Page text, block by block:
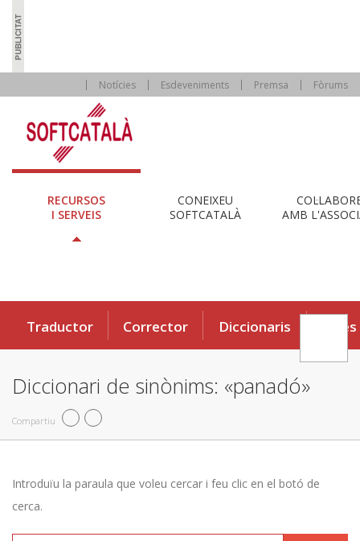
Notícies Esdeveniments Premsa Fòrums
RECURSOS
I SERVEIS
CONEIXEU
SOFTCATALÀ
AMB
Traductor Corrector Diccionaris Eines
Diccionari de sinònims: «panadó»
Compartiu
Introduïu la paraula que voleu cercar i feu clic en el botó de
cerca.